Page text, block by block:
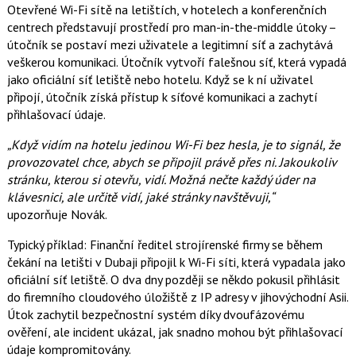
Otevřené Wi-Fi sítě na letištích, v hotelech a konferenčních
centrech představují prostředí pro man-in-the-middle útoky –
útočník se postaví mezi uživatele a legitimní síť a zachytává
veškerou komunikaci. Útočník vytvoří falešnou síť, která vypadá
jako oficiální síť letiště nebo hotelu. Když se k ní uživatel
připojí, útočník získá přístup k síťové komunikaci a zachytí
přihlašovací údaje.
„Když vidím na hotelu jedinou Wi-Fi bez hesla, je to signál, že
provozovatel chce, abych se připojil právě přes ni. Jakoukoliv
stránku, kterou si otevřu, vidí. Možná nečte každý úder na
klávesnici, ale určitě vidí, jaké stránky navštěvuji,“
upozorňuje Novák.
Typický příklad: Finanční ředitel strojírenské firmy se během
čekání na letišti v Dubaji připojil k Wi-Fi síti, která vypadala jako
oficiální síť letiště. O dva dny později se někdo pokusil přihlásit
do firemního cloudového úložiště z IP adresy v jihovýchodní Asii.
Útok zachytil bezpečnostní systém díky dvoufázovému
ověření, ale incident ukázal, jak snadno mohou být přihlašovací
údaje kompromitovány.